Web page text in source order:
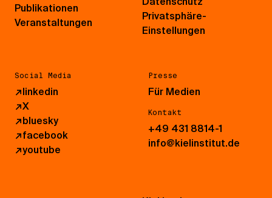
Publikationen
Veranstaltungen
Social Media
↗linkedin
↗X
↗bluesky
↗facebook
↗youtube
Presse
Für Medien
Kontakt
+49 431 8814-1
info@kielinstitut.de
Privatsphäre-
Einstellungen